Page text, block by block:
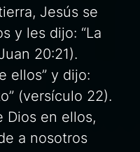
Jesús se
y les dijo: “La
20:21).
ellos” y dijo:
(versículo 22).
Dios en ellos,
a nosotros